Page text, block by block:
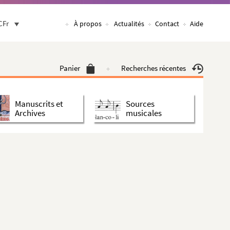
À propos Actualités Contact Aide
Panier Recherches récentes
Manuscrits et
Archives
Sources
musicales